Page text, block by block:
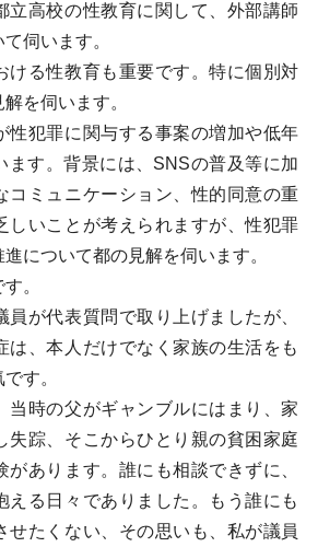
立高校の性教育に関して、外部講師
伺います。
る性教育も重要です。特に個別対
を伺います。
犯罪に関与する事案の増加や低年
ます。背景には、SNSの普及等に加
コミュニケーション、性的同意の重
しいことが考えられますが、性犯罪
について都の見解を伺います。
。
が代表質問で取り上げましたが、
は、本人だけでなく家族の生活をも
す。
時の父がギャンブルにはまり、家
失踪、そこからひとり親の貧困家庭
があります。誰にも相談できずに、
える日々でありました。もう誰にも
せたくない、その思いも、私が議員